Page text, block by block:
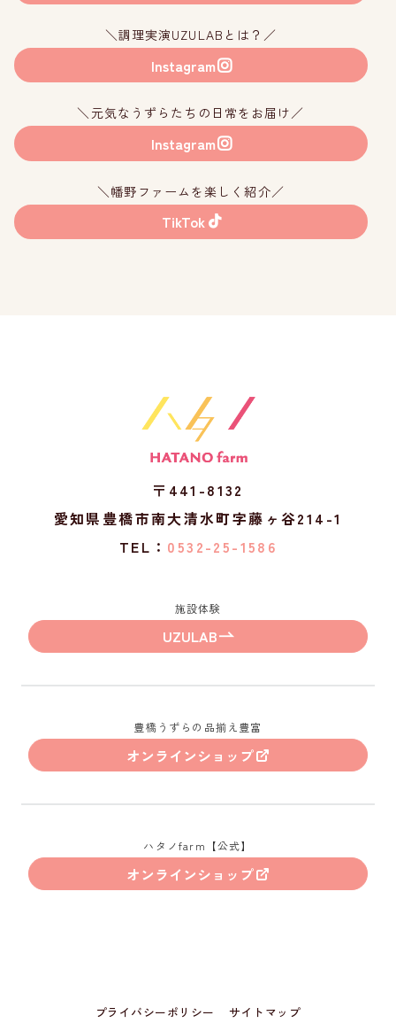
＼調理実演UZULABとは？／
Instagram
＼元気なうずらたちの日常をお届け／
Instagram
＼幡野ファームを楽しく紹介／
TikTok
〒441-8132
愛知県豊橋市南大清水町字藤ヶ谷214-1
TEL： 0532-25-1586
施設体験
UZULAB
豊橋うずらの品揃え豊富
オンラインショップ
ハタノfarm【公式】
オンラインショップ
プライバシーポリシー サイトマップ